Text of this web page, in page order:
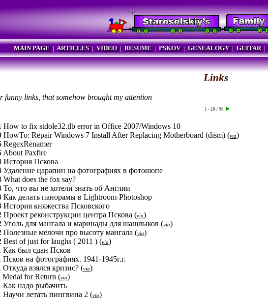
MAIN PAGE| ARTICLES| VIDEO| RESUME| PSKOV| GENEALOGY| GUITAR|
Links
funny links, that somehow brought my attention
1 - 20 / 98
How to fix stdole32.tlb error in Office 2007/Windows 10
HowTo: Repair Windows 7 Install After Replacing Motherboard (dism) (via)
RegexRenamer
About Paxfire
История Пскова
Удаление царапин на фотографиях в фотошопе
What does the fox say?
То, что вы не хотели знать об Англии
Как делать панорамы в Lightroom-Photoshop
История княжества Псковского
Проект реконструкции центра Пскова (via)
Уголь для мангала и маринады для шашлыков (via)
Полезные мелочи про высоту мангала (via)
Best of just for laughs ( 2011 ) (via)
Как был сдан Псков
Псков на фотографиях. 1941-1945г.г.
Откуда взялся кризис? (via)
Medal for Return (via)
Как надо рыбачить
Научи летать пингвина 2 (via)